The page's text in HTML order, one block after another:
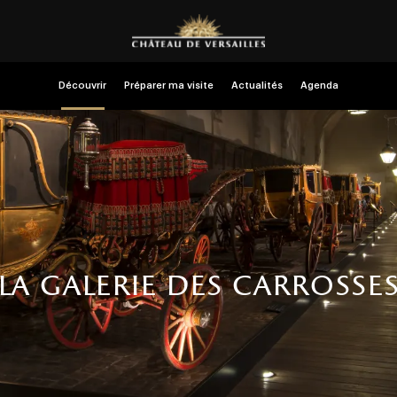
Découvrir Préparer ma visite Actualités Agenda
galerie des